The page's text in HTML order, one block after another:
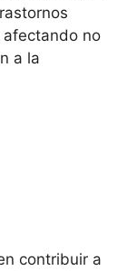
no
a la
contribuir a